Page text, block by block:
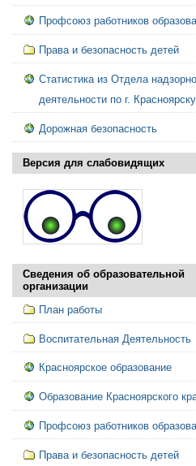
Профсоюз работников
Права и безопасность детей
Статистика из Отдела
деятельности по г. Красноярску
Дорожная безопасность
Версия для слабовидящих
Сведения об образовательной
организации
План работы
Воспитательная Деятельность
Красноярское образование
Образование Красноярского
Профсоюз работников
Права и безопасность детей